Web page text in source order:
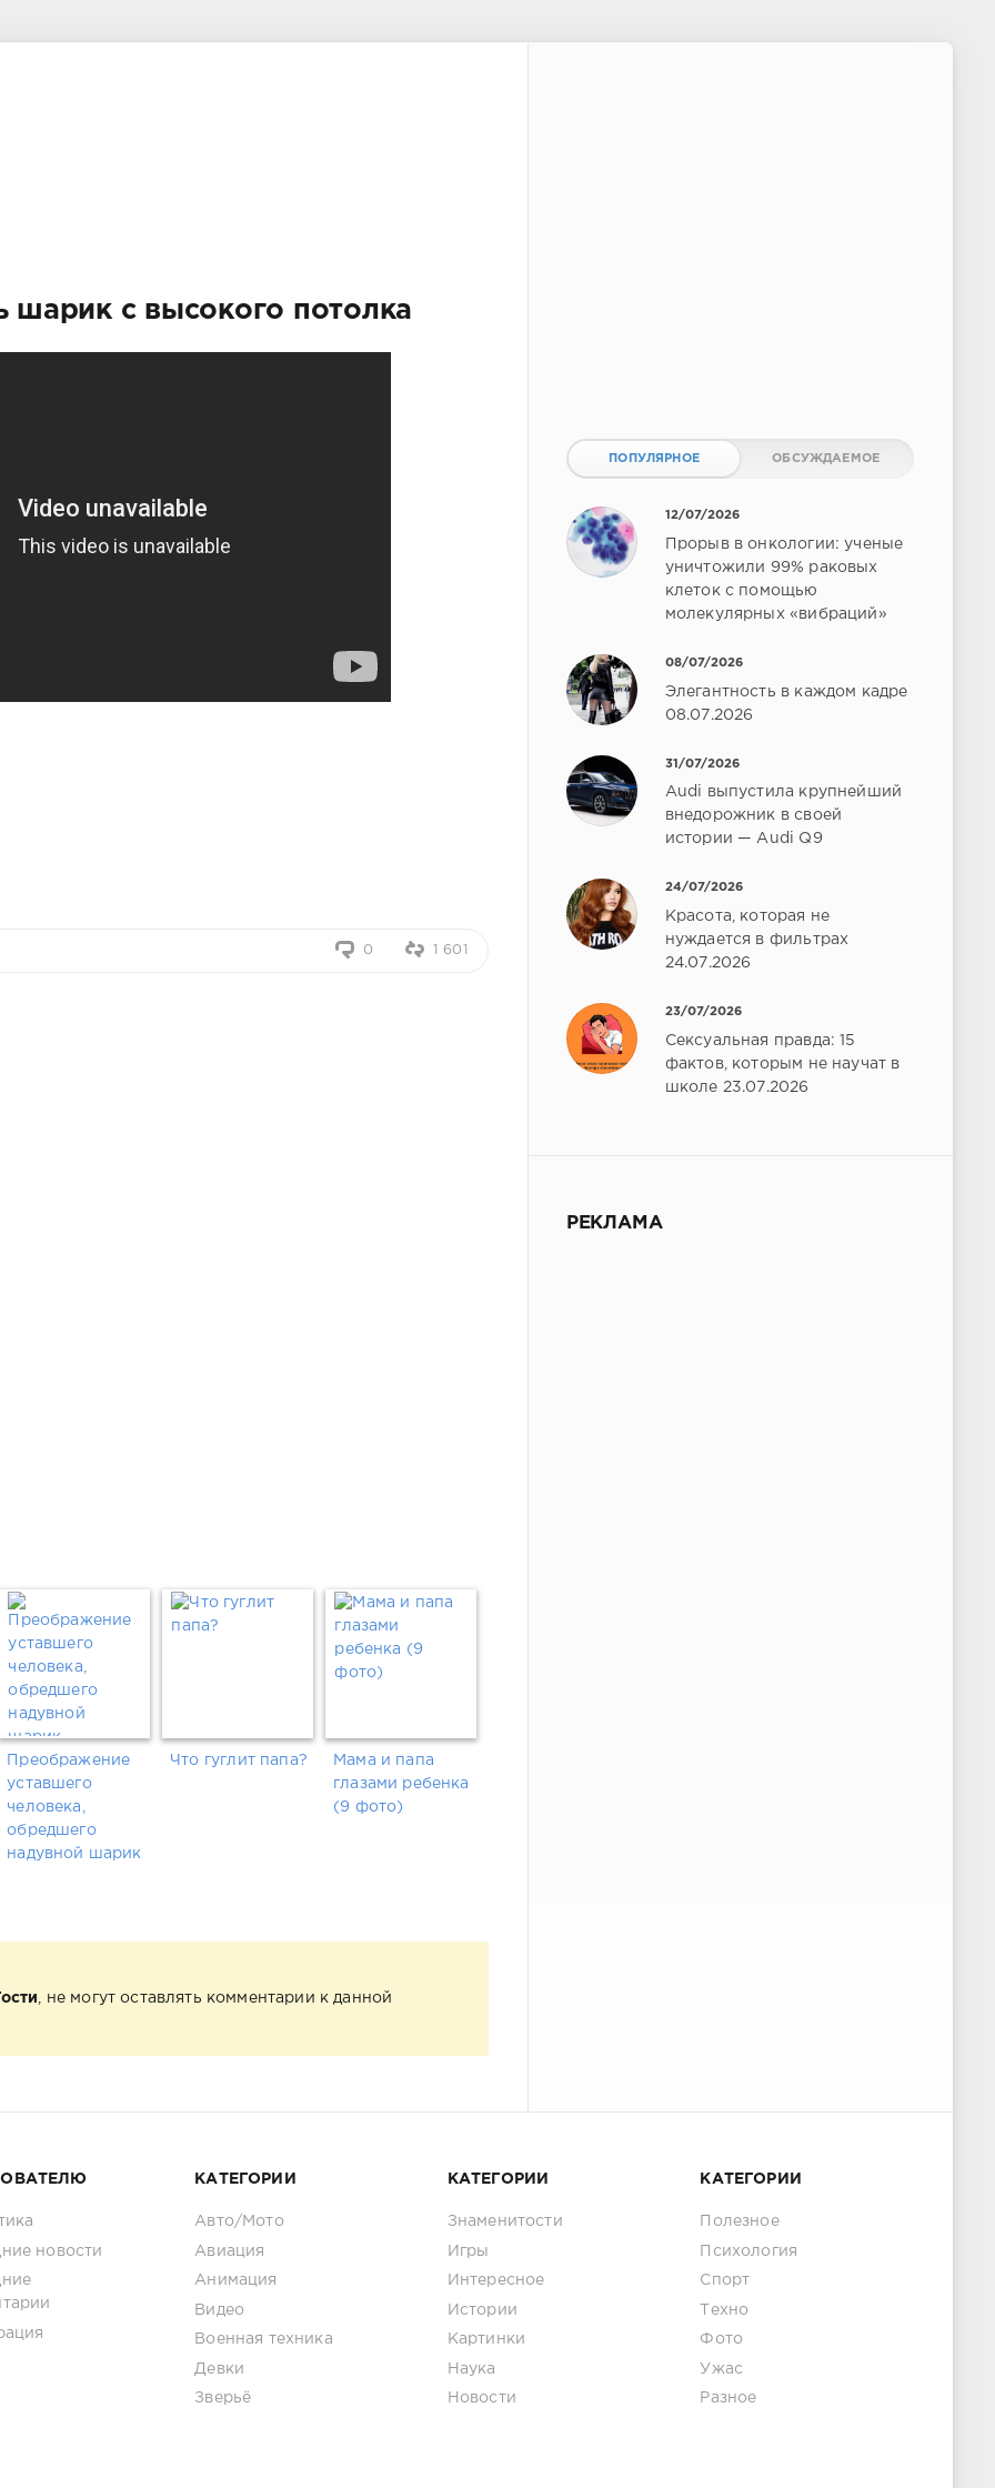
шарик с высокого потолка
0 1 601
Преображение
уставшего
человека,
обредшего
надувной шарик
Что гуглит папа?
Мама и папа
глазами ребенка
(9 фото)
, не могут оставлять комментарии к данной
ПОПУЛЯРНОЕ ОБСУЖДАЕМОЕ
12/07/2026
Прорыв в онкологии: ученые
уничтожили 99% раковых
клеток с помощью
молекулярных «вибраций»
08/07/2026
Элегантность в каждом кадре
08.07.2026
31/07/2026
Audi выпустила крупнейший
внедорожник в своей
истории — Audi Q9
24/07/2026
Красота, которая не
нуждается в фильтрах
24.07.2026
23/07/2026
Сексуальная правда: 15
фактов, которым не научат в
школе 23.07.2026
РЕКЛАМА
новости
КАТЕГОРИИ
Авто/Мото
Авиация
Анимация
Видео
Военная техника
Девки
Зверьё
КАТЕГОРИИ
Знаменитости
Игры
Интересное
Истории
Картинки
Наука
Новости
КАТЕГОРИИ
Полезное
Психология
Спорт
Техно
Фото
Ужас
Разное